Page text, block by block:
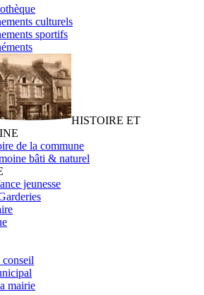
culturels
sportifs
HISTOIRE ET
de la commune
bâti & naturel
jeunesse
conseil
mairie